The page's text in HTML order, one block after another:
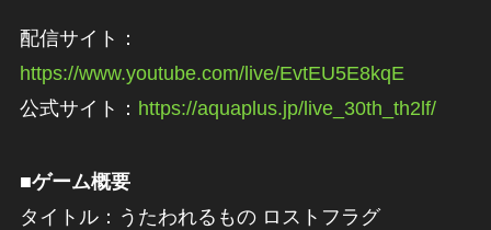
配信サイト：
https://www.youtube.com/live/EvtEU5E8kqE
公式サイト： https://aquaplus.jp/live_30th_th2lf/
■ゲーム概要
タイトル：うたわれるもの ロストフラグ